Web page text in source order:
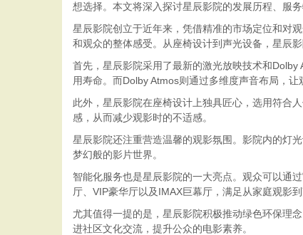
想选择。本文将深入探讨星辰影院的发展历程、服
星辰影院创立于近年来，凭借精准的市场定位和对
和观众的整体感受。从座椅设计到声光设备，星辰
首先，星辰影院采用了最新的激光放映技术和
用寿命。而Dolby Atmos则通过多维度声音布局，
此外，星辰影院在座椅设计上独具匠心，选用符合
感，从而减少观影时的不适感。
星辰影院还注重营造温馨的观影氛围。影院内的灯
梦幻般的影片世界。
智能化服务也是星辰影院的一大亮点。观众可以通
厅、VIP豪华厅以及IMAX巨幕厅，满足从家庭观影到
尤其值得一提的是，星辰影院积极推动绿色环保理
进社区文化交流，提升公众的电影素养。